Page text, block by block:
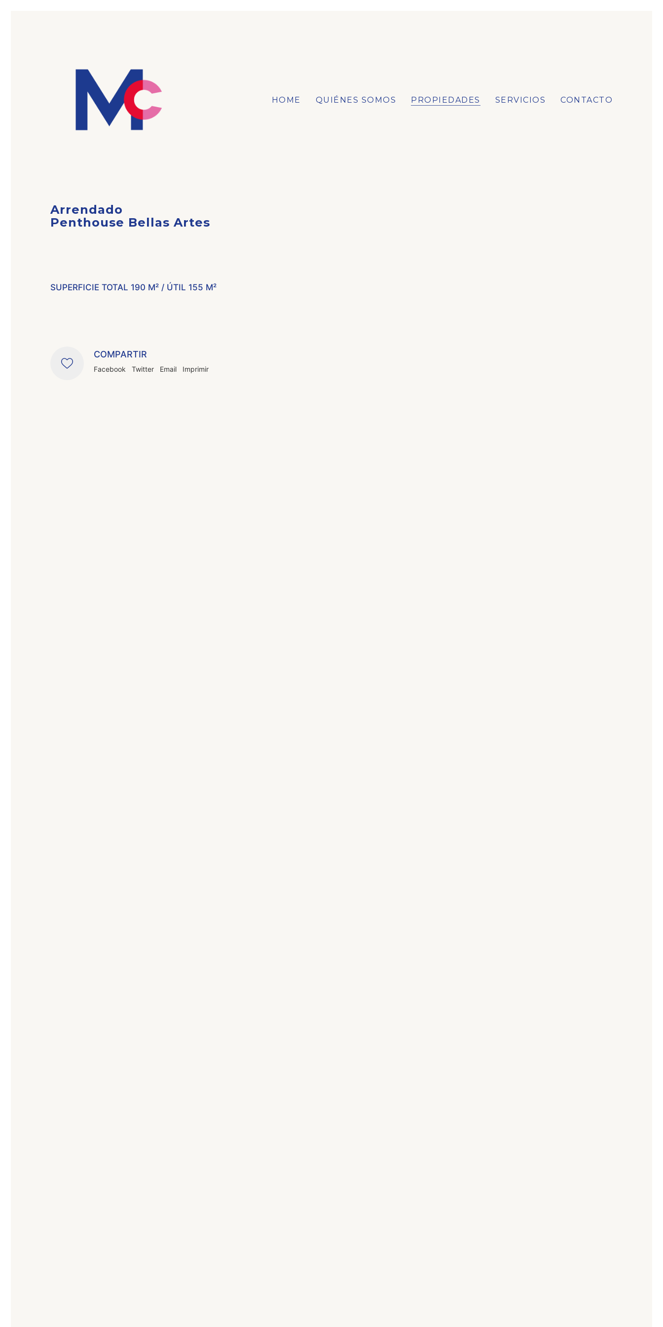
HOME QUIÉNES SOMOS PROPIEDADES SERVICIOS CONTACTO
Arrendado
Penthouse Bellas Artes
SUPERFICIE TOTAL 190 M² / ÚTIL 155 M²
COMPARTIR
Facebook Twitter Email Imprimir